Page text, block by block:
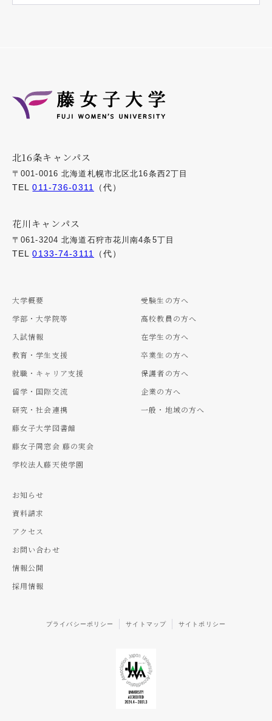
北16条キャンパス
〒001-0016 北海道札幌市北区北16条西2丁目
TEL011-736-0311 （代）
花川キャンパス
〒061-3204 北海道石狩市花川南4条5丁目
TEL0133-74-3111 （代）
大学概要
学部・大学院等
入試情報
教育・学生支援
就職・キャリア支援
留学・国際交流
研究・社会連携
藤女子大学図書館
藤女子同窓会 藤の実会
学校法人藤天使学園
受験生の方へ
高校教員の方へ
在学生の方へ
卒業生の方へ
保護者の方へ
企業の方へ
一般・地域の方へ
お知らせ
資料請求
アクセス
お問い合わせ
情報公開
採用情報
プライバシーポリシー サイトマップ サイトポリシー